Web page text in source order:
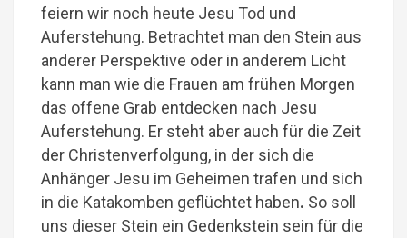
feiern wir noch heute Jesu Tod und
Auferstehung. Betrachtet man den Stein aus
anderer Perspektive oder in anderem Licht
kann man wie die Frauen am frühen Morgen
das offene Grab entdecken nach Jesu
Auferstehung. Er steht aber auch für die Zeit
der Christenverfolgung, in der sich die
Anhänger Jesu im Geheimen trafen und sich
in die Katakomben geflüchtet haben. So soll
uns dieser Stein ein Gedenkstein sein für die